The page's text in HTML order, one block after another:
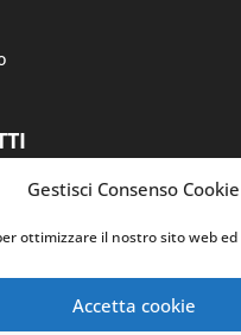
Gestisci Consenso Cookie
ottimizzare il nostro sito web
Accetta cookie